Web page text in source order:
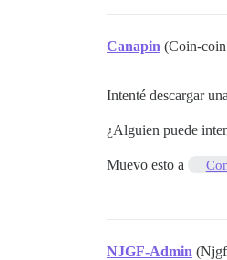
Canapin (Coin-
Intenté descargar
¿Alguien puede
Muevo esto a
NJGF-Admin